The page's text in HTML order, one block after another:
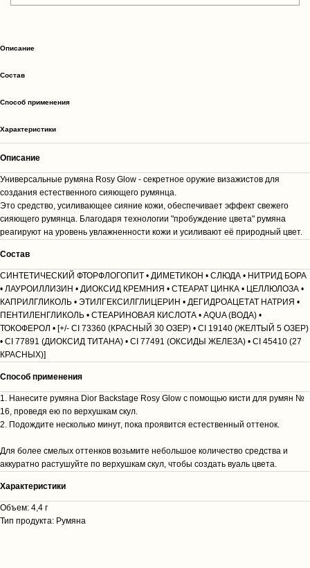
Описание
Cостав
Способ применения
Характеристики
Описание
Универсальные румяна Rosy Glow - секретное оружие визажистов для
создания естественного сияющего румянца.
Это средство, усиливающее сияние кожи, обеспечивает эффект свежего
сияющего румянца. Благодаря технологии "пробуждение цвета" румяна
реагируют на уровень увлажненности кожи и усиливают её природный цвет.
Cостав
СИНТЕТИЧЕСКИЙ ФТОРФЛОГОПИТ • ДИМЕТИКОН • СЛЮДА • НИТРИД БОРА
• ЛАУРОИЛЛИЗИН • ДИОКСИД КРЕМНИЯ • СТЕАРАТ ЦИНКА • ЦЕЛЛЮЛОЗА •
КАПРИЛГЛИКОЛЬ • ЭТИЛГЕКСИЛГЛИЦЕРИН • ДЕГИДРОАЦЕТАТ НАТРИЯ •
ПЕНТИЛЕНГЛИКОЛЬ • СТЕАРИНОВАЯ КИСЛОТА • AQUA (ВОДА) •
ТОКОФЕРОЛ • [+/- CI 73360 (КРАСНЫЙ 30 ОЗЕР) • CI 19140 (ЖЕЛТЫЙ 5 ОЗЕР)
• CI 77891 (ДИОКСИД ТИТАНА) • CI 77491 (ОКСИДЫ ЖЕЛЕЗА) • CI 45410 (27
КРАСНЫХ)]
Способ применения
1. Нанесите румяна Dior Backstage Rosy Glow с помощью кисти для румян №
16, проведя ею по верхушкам скул.
2. Подождите несколько минут, пока проявится естественный оттенок.
Для более смелых оттенков возьмите небольшое количество средства и
аккуратно растушуйте по верхушкам скул, чтобы создать вуаль цвета.
Характеристики
Объем: 4,4 г
Тип продукта: Румяна